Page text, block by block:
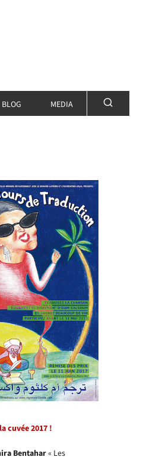
BLOG MEDIA
cuvée 2017 !
Bentahar« Les